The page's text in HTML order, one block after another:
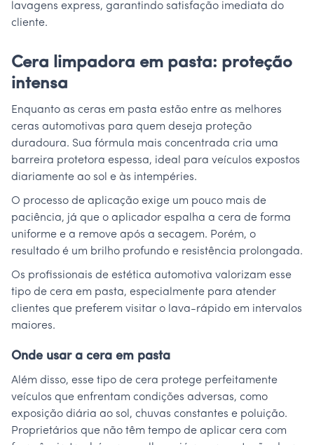
lavagens express, garantindo satisfação imediata do
cliente.
Cera limpadora em pasta: proteção
intensa
Enquanto as ceras em pasta estão entre as melhores
ceras automotivas para quem deseja proteção
duradoura. Sua fórmula mais concentrada cria uma
barreira protetora espessa, ideal para veículos expostos
diariamente ao sol e às intempéries.
O processo de aplicação exige um pouco mais de
paciência, já que o aplicador espalha a cera de forma
uniforme e a remove após a secagem. Porém, o
resultado é um brilho profundo e resistência prolongada.
Os profissionais de estética automotiva valorizam esse
tipo de cera em pasta, especialmente para atender
clientes que preferem visitar o lava-rápido em intervalos
maiores.
Onde usar a cera em pasta
Além disso, esse tipo de cera protege perfeitamente
veículos que enfrentam condições adversas, como
exposição diária ao sol, chuvas constantes e poluição.
Proprietários que não têm tempo de aplicar cera com